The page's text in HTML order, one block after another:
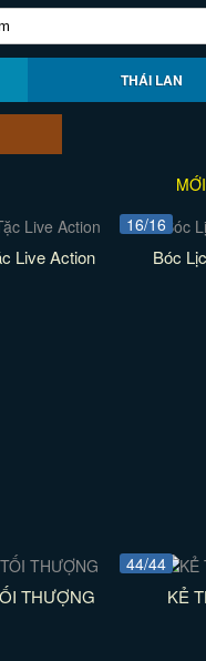
THÁI LAN
Live Action
16/16
Bóc
THƯỢNG
44/44
KẺ